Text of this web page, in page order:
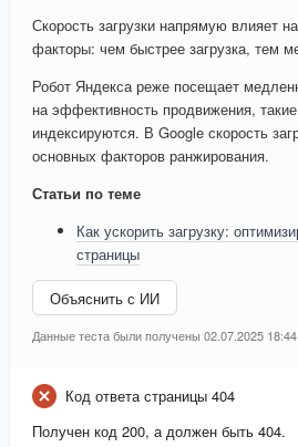
Скорость загрузки напрямую влияет
факторы: чем быстрее загрузка, тем
Робот Яндекса реже посещает
на эффективность продвижения,
индексируются. В Google скорость
основных факторов ранжирования.
Статьи по теме
Как ускорить загрузку:
страницы
Объяснить с ИИ
Данные теста были получены 02.07.2025 18:44
Код ответа страницы 404
Получен код 200, а должен быть 404.